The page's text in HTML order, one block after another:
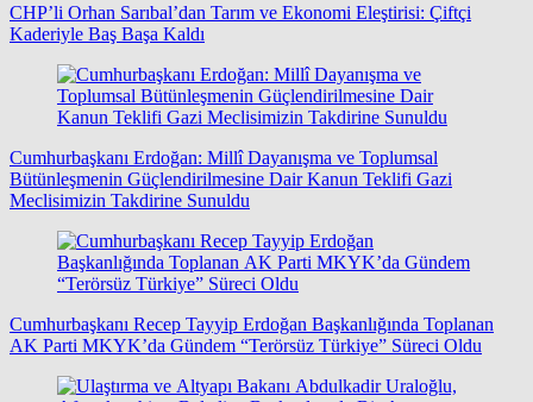
CHP’li Orhan Sarıbal’dan Tarım ve Ekonomi Eleştirisi: Çiftçi
Kaderiyle Baş Başa Kaldı
Cumhurbaşkanı Erdoğan: Millî Dayanışma ve Toplumsal
Bütünleşmenin Güçlendirilmesine Dair Kanun Teklifi Gazi
Meclisimizin Takdirine Sunuldu
Cumhurbaşkanı Recep Tayyip Erdoğan Başkanlığında Toplanan
AK Parti MKYK’da Gündem “Terörsüz Türkiye” Süreci Oldu